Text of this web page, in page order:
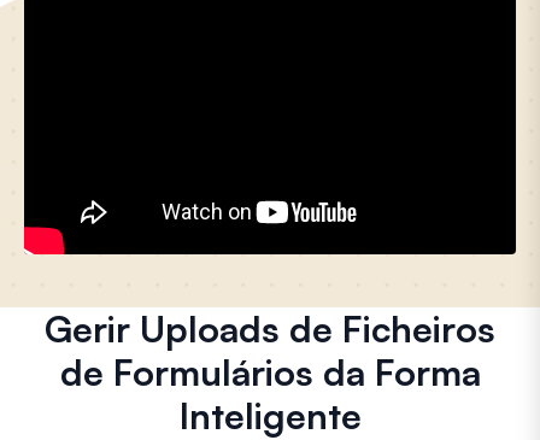
Gerir Uploads de Ficheiros
de Formulários da Forma
Inteligente